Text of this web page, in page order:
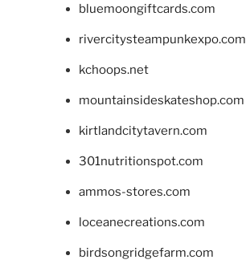
bluemoongiftcards.com
rivercitysteampunkexpo.com
kchoops.net
mountainsideskateshop.com
kirtlandcitytavern.com
301nutritionspot.com
ammos-stores.com
loceanecreations.com
birdsongridgefarm.com